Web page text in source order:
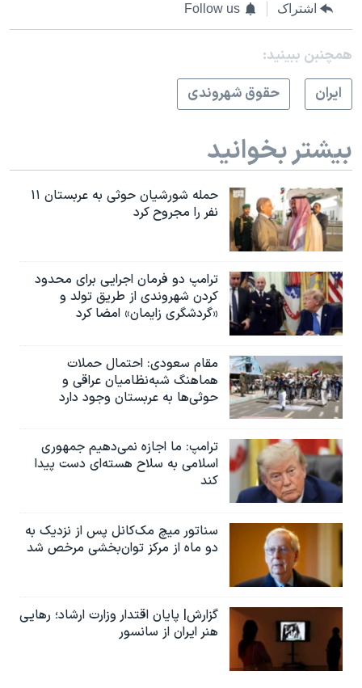
اشتراک Follow us
همچنبن ببینید:
ايران
حقوق شهروندی
بیشتر بخوانید
حمله شورشیان حوثی به عربستان ۱۱
نفر را مجروح کرد
ترامپ دو فرمان اجرایی برای محدود
کردن شهروندی از طریق تولد و
«گردشگری زایمان» امضا کرد
مقام سعودی: احتمال حملات
هماهنگ شبه‌نظامیان عراقی و
حوثی‌ها به عربستان وجود دارد
ترامپ: ما اجازه نمی‌دهیم جمهوری
اسلامی به سلاح هسته‌ای دست پیدا
کند
سناتور میچ مک‌کانل پس از نزدیک به
دو ماه از مرکز توان‌بخشی مرخص شد
گزارش| پایان اقتدار وزارت ارشاد؛ رهایی
هنر ایران از سانسور